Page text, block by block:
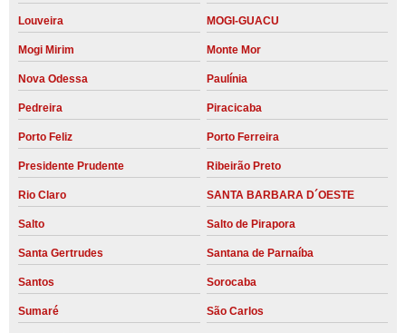
Louveira MOGI-GUACU
Mogi Mirim Monte Mor
Nova Odessa Paulínia
Pedreira Piracicaba
Porto Feliz Porto Ferreira
Presidente Prudente Ribeirão Preto
Rio Claro SANTA BARBARA D´OESTE
Salto Salto de Pirapora
Santa Gertrudes Santana de Parnaíba
Santos Sorocaba
Sumaré São Carlos